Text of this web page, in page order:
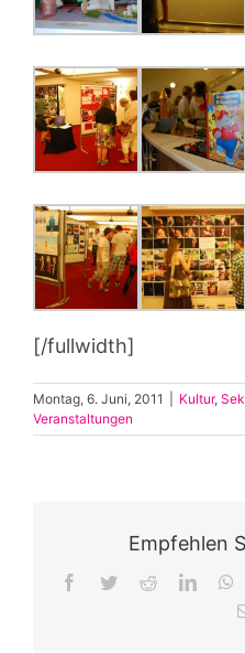
[/fullwidth]
Montag, 6. Juni, 2011 Kultur, Sek
Veranstaltungen
Empfehlen
Facebook
TwitterReddit